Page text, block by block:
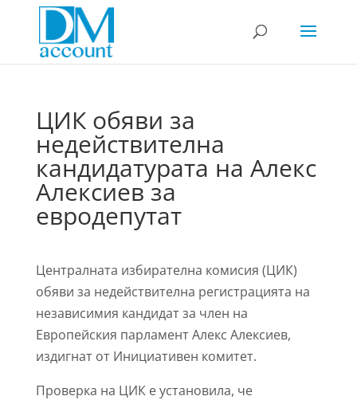
ЦИК обяви за
недействителна
кандидатурата на Алекс
Алексиев за
евродепутат
Централната избирателна комисия (ЦИК)
обяви за недействителна регистрацията на
независимия кандидат за член на
Европейския парламент Алекс Алексиев,
издигнат от Инициативен комитет.
Проверка на ЦИК е установила, че